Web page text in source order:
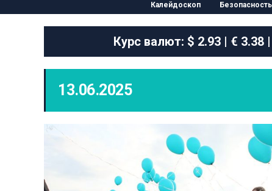
Калейдоскоп Безопасность
Курс валют: $ 2.93 | € 3.38
13.06.2025